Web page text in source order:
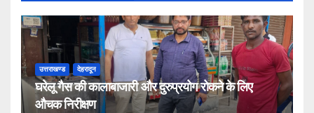
उत्तराखण्ड देहरादून
घरेलू गैस की कालाबाजारी और दुरुप्रयोग रोकने के लिए
औचक निरीक्षण